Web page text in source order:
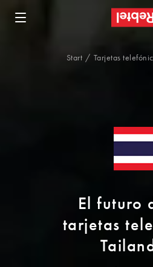
Start Tarjetas
El futuro
tarjetas